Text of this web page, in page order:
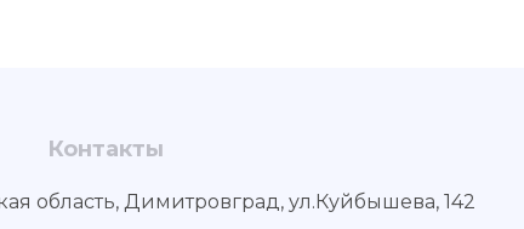
Контакты
область, Димитровград, ул.Куйбышева, 142